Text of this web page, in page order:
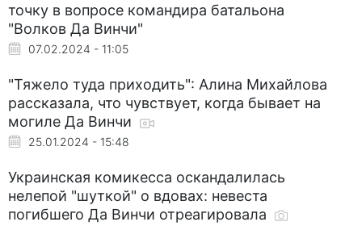
точку в вопросе командира батальона
"Волков Да Винчи"
07.02.2024 - 11:05
"Тяжело туда приходить": Алина Михайлова
рассказала, что чувствует, когда бывает на
могиле Да Винчи
25.01.2024 - 15:48
Украинская комикесса оскандалилась
нелепой "шуткой" о вдовах: невеста
погибшего Да Винчи отреагировала